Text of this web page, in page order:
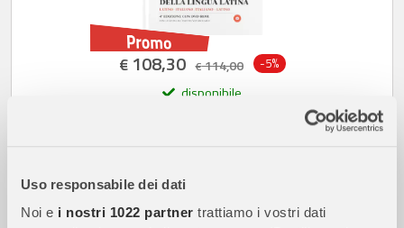
Uso responsabile dei dati
Noi e i nostri 1022 partner trattiamo i vostri dati
€108,30 €114,00 -5%
disponibile
SPEDIZIONE GRATUITA